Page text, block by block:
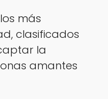
más
clasificados
la
amantes